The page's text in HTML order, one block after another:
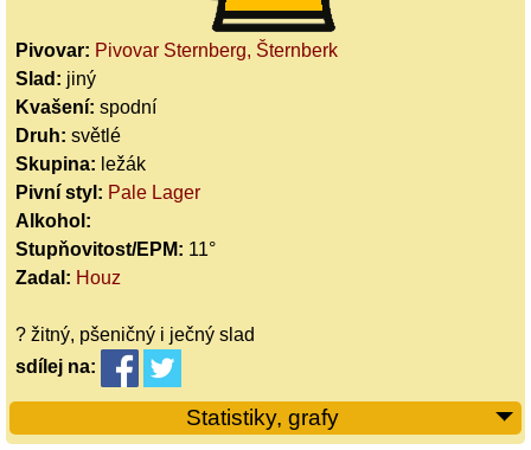
Pivovar: Pivovar Sternberg, Šternberk
Slad: jiný
Kvašení: spodní
Druh: světlé
Skupina: ležák
Pivní styl: Pale Lager
Alkohol:
Stupňovitost/EPM: 11°
Zadal: Houz
? žitný, pšeničný i ječný slad
sdílej na:
Statistiky, grafy